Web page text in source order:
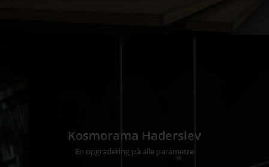
Kosmorama Haderslev
En opgradering på alle parametre